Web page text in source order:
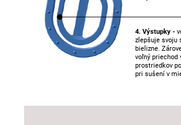
4. Výstupky -
zlepšuje svoju
bielizne.
voľný priechod
prostriedkov
pri sušení v